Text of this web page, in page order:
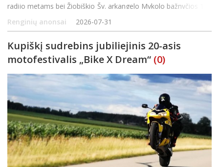
radijo metams bei Žiobiškio Šv. arkangelo Mykolo bažnyčios 115
metų sukakčiai paminėti Rugpjūčio 22 d. Buvusioje klebonijoje
Renginių anonsai 2026-07-31
Kupiškį sudrebins jubiliejinis 20-asis
motofestivalis „Bike X Dream“ (0)